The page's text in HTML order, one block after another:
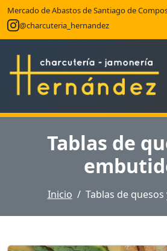
Mercado de Abastos de Santiago de
@charcuteria_hernandez
Tablas de
Inicio Tablas de